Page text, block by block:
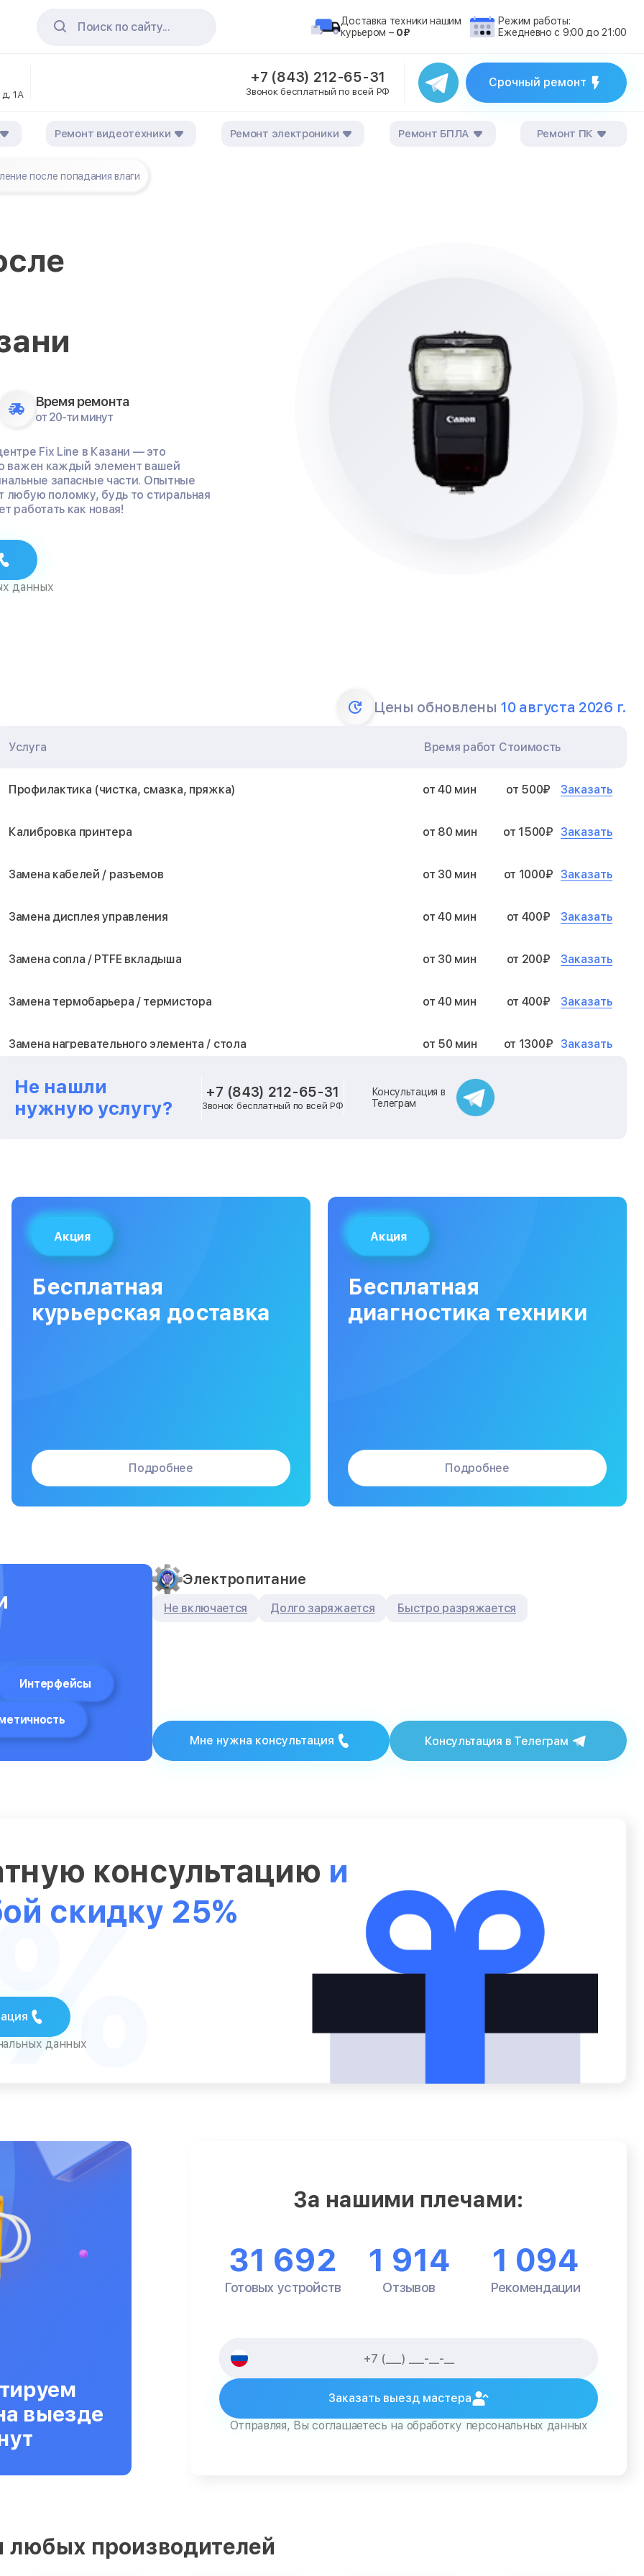
Поиск по сайту...
Доставка техники нашим
курьером – 0₽
Режим работы:
Ежедневно с 9:00 до 21:00
1А
+7 (843) 212-65-31
Звонок бесплатный по всей РФ
Срочный ремонт
Ремонт видеотехники Ремонт электроники Ремонт БПЛА Ремонт ПК
после попадания влаги
Время ремонта
от 20-ти минут
Fix Line в Казани — это
важен каждый элемент вашей
запасные части. Опытные
любую поломку, будь то стиральная
работать как новая!
данных
Цены обновлены 10 августа 2026 г.
Услуга Время работ Стоимость
Профилактика (чистка, смазка, пряжка) от 40 мин от 500₽ Заказать
Калибровка принтера от 80 мин от 1500₽ Заказать
Замена кабелей / разъемов от 30 мин от 1000₽ Заказать
Замена дисплея управления от 40 мин от 400₽ Заказать
Замена сопла / PTFE вкладыша от 30 мин от 200₽ Заказать
Замена термобарьера / термистора от 40 мин от 400₽ Заказать
Замена нагревательного элемента / стола от 50 мин от 1300₽ Заказать
Замена блока питания от 40 мин
Замена платы лазерного модуля
Замена материнской платы от 40 мин
Сборка / разборка принтера от 120 мин
Не нашли
нужную услугу?
+7 (843) 212-65-31
Звонок бесплатный по всей РФ
Консультация в
Телеграм
Акция
Бесплатная
курьерская доставка
Подробнее
Акция
Бесплатная
диагностика техники
Подробнее
Интерфейсы
Электропитание
Не включается Долго заряжается Быстро разряжается
Мне нужна консультация Консультация в Телеграм
консультацию и
скидку 25%
данных
выезде
За нашими плечами:
31 692
Готовых устройств
1 914
Отзывов
1 094
Рекомендации
Заказать выезд мастера
Отправляя, Вы соглашаетесь на обработку персональных данных
производителей